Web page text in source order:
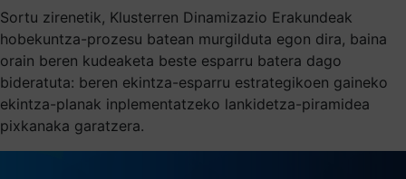
Sortu zirenetik, Klusterren Dinamizazio Erakundeak
hobekuntza-prozesu batean murgilduta egon dira, baina
orain beren kudeaketa beste esparru batera dago
bideratuta: beren ekintza-esparru estrategikoen gaineko
ekintza-planak inplementatzeko lankidetza-piramidea
pixkanaka garatzera.